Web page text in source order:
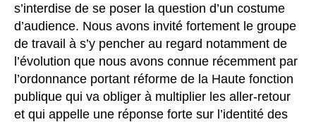
s’interdise de se poser la question d’un costume
d’audience. Nous avons invité fortement le groupe
de travail à s’y pencher au regard notamment de
l’évolution que nous avons connue récemment par
l’ordonnance portant réforme de la Haute fonction
publique qui va obliger à multiplier les aller-retour
et qui appelle une réponse forte sur l’identité des